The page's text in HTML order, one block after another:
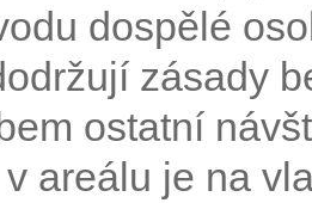
dospělé
zásady
ostatní
areálu je na